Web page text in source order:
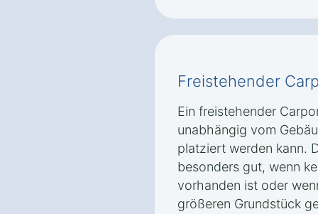
Freistehender
Ein freistehender
unabhängig vom
platziert werden kann.
besonders gut, wenn
vorhanden ist oder
größeren Grundstück